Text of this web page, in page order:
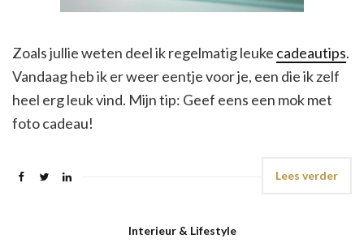
Zoals jullie weten deel ik regelmatig leuke cadeautips.
Vandaag heb ik er weer eentje voor je, een die ik zelf
heel erg leuk vind. Mijn tip: Geef eens een mok met
foto cadeau!
Lees verder
Interieur & Lifestyle